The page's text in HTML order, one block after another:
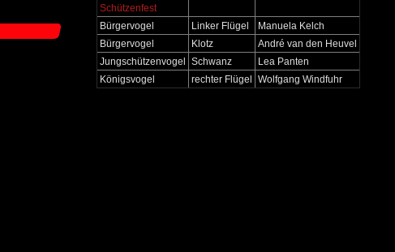
Schützenfest
Bürgervogel
Linker Flügel
Manuela Kelch
Bürgervogel
Klotz
André van den Heuvel
Jungschützenvogel
Schwanz
Lea Panten
Königsvogel
rechter Flügel Wolfgang Windfuhr